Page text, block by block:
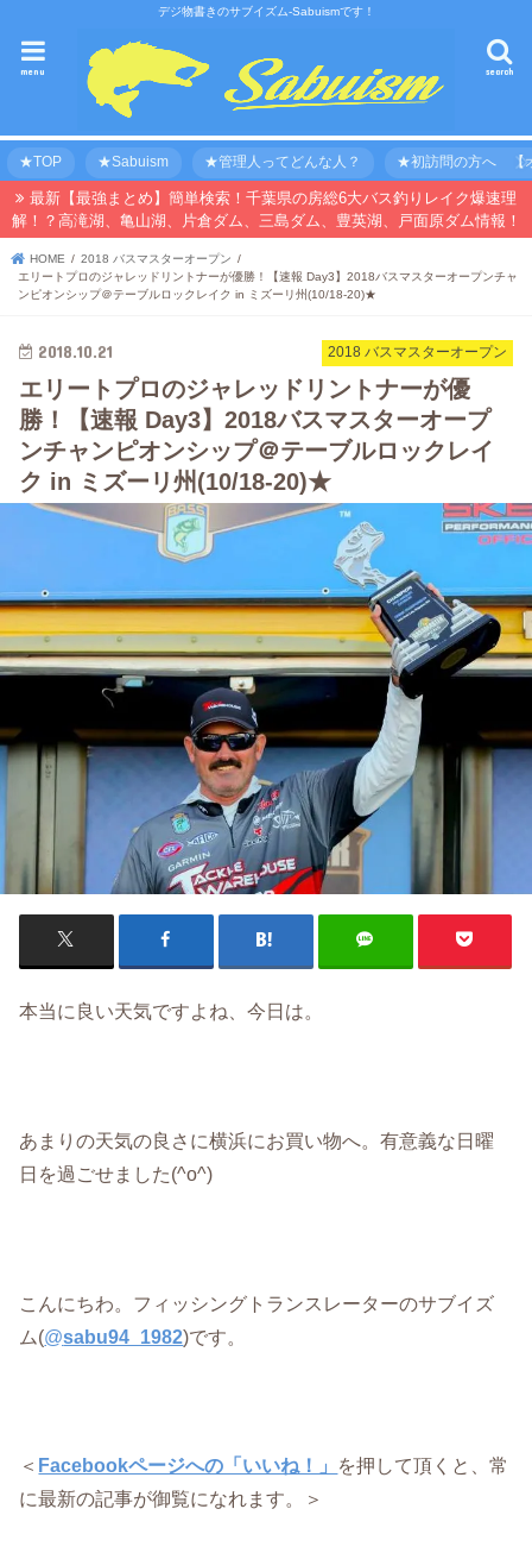
デジ物書きのサブイズム-Sabuismです！
search
menu
★TOP ★Sabuism ★管理人ってどんな人？ ★初訪問の方へ 【
最新【最強まとめ】簡単検索！千葉県の房総6大バス釣りレイク爆速理
解！？高滝湖、亀山湖、片倉ダム、三島ダム、豊英湖、戸面原ダム情報！
HOME
2018 バスマスターオープン
エリートプロのジャレッドリントナーが優勝！【速報 Day3】2018バスマスターオープンチャ
ンピオンシップ＠テーブルロックレイク in ミズーリ州(10/18-20)★
2018 バスマスターオープン
2018.10.21
エリートプロのジャレッドリントナーが優
勝！【速報 Day3】2018バスマスターオープ
ンチャンピオンシップ＠テーブルロックレイ
ク in ミズーリ州(10/18-20)★
本当に良い天気ですよね、今日は。
あまりの天気の良さに横浜にお買い物へ。有意義な日曜
日を過ごせました(^o^)
こんにちわ。フィッシングトランスレーターのサブイズ
ム(@sabu94_1982)です。
＜ Facebookページへの「いいね！」 を押して頂くと、常
に最新の記事が御覧になれます。＞